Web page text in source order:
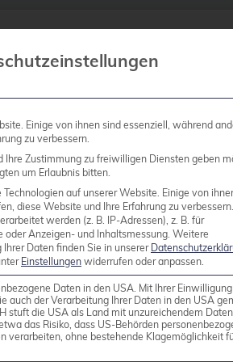
& China
Monaten drei
PG Open China. Open
auf Odaiba, in der Bucht […]
Einige von ihnen sind essenziell, während
zu verbessern.
Ihre Zustimmung zu freiwilligen Diensten geben
um Erlaubnis bitten.
auf unserer Website. Einige von
diese Website und Ihre Erfahrung zu verbessern.
werden (z. B. IP-Adressen), z. B. für
Anzeigen- und Inhaltsmessung. Weitere
Daten finden Sie in unserer
Einstellungen widerrufen oder anpassen.
Daten in den USA. Mit Ihrer
auch der Verarbeitung Ihrer Daten in den USA
stuft die USA als Land mit unzureichendem
das Risiko, dass US-Behörden
verarbeiten, ohne bestehende Klagemöglichkeit